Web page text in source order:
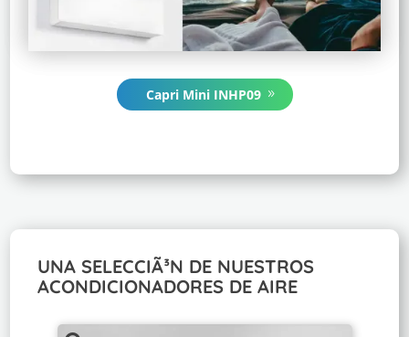
Capri Mini INHP09
UNA SELECCIÃ³N DE NUESTROS
ACONDICIONADORES DE AIRE